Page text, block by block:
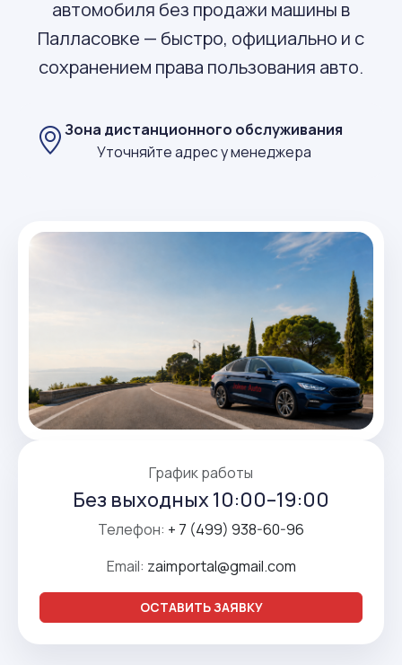
автомобиля без продажи машины в
Палласовке — быстро, официально и с
сохранением права пользования авто.
Зона дистанционного обслуживания
Уточняйте адрес у менеджера
График работы
Без выходных 10:00–19:00
Телефон: + 7 (499) 938-60-96
Email: zaimportal@gmail.com
ОСТАВИТЬ ЗАЯВКУ